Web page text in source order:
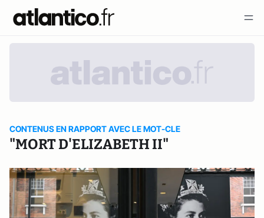
CONTENUS EN RAPPORT AVEC LE MOT-CLE
"MORT D'ELIZABETH II"